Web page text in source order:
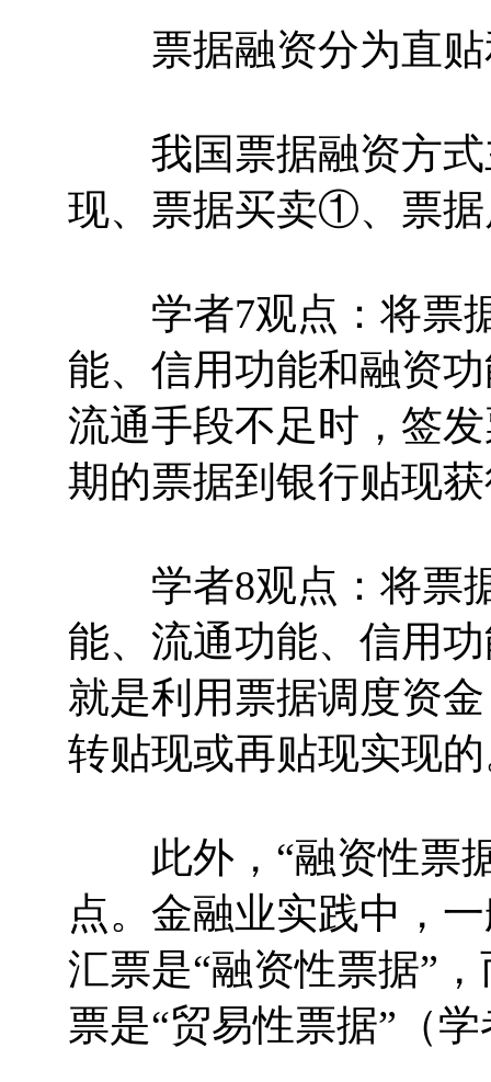
票据融资分为直贴
我国票据融资方式
现、票据买卖①、票
学者7观点：将票据
能、信用功能和融资
流通手段不足时，签
期的票据到银行贴现
学者8观点：将票据
能、流通功能、信用
就是利用票据调度资
转贴现或再贴现实现
此外，“融资性票据
点。金融业实践中，
汇票是“融资性票据”
票是“贸易性票据”（